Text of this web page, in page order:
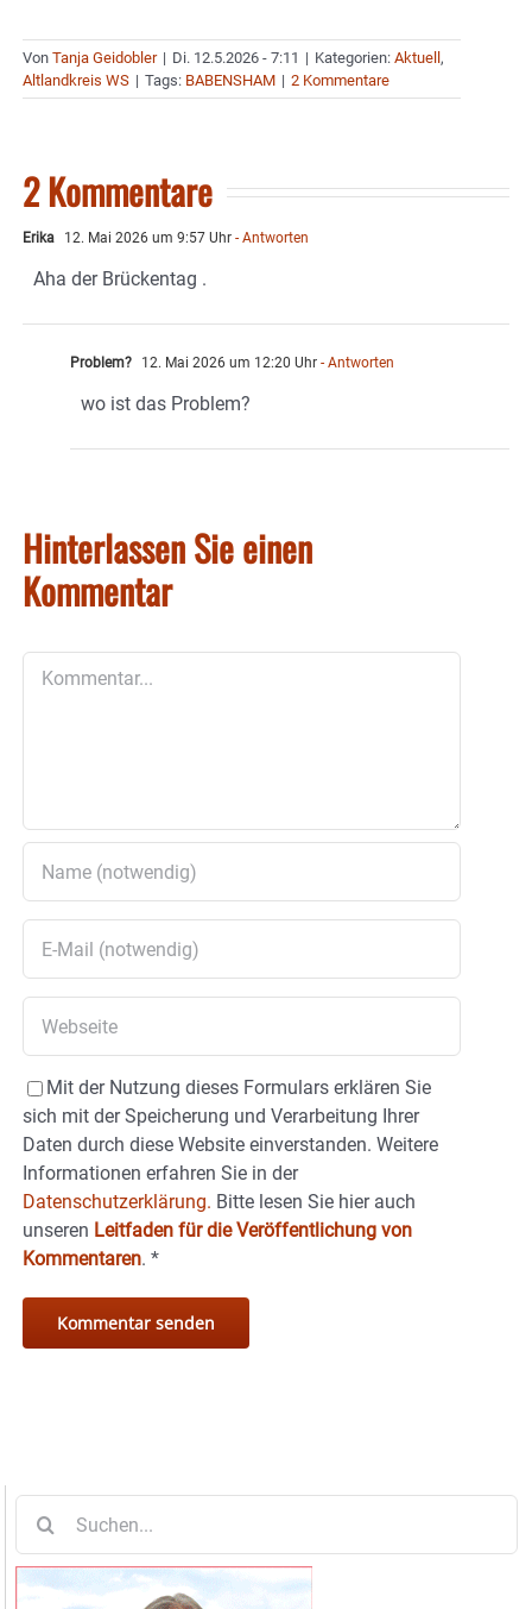
Von Tanja Geidobler | Di. 12.5.2026 - 7:11 | Kategorien: Aktuell ,
Altlandkreis WS | Tags: BABENSHAM | 2 Kommentare
2 Kommentare
Erika 12. Mai 2026 um 9:57 Uhr - Antworten
Aha der Brückentag .
Problem? 12. Mai 2026 um 12:20 Uhr - Antworten
wo ist das Problem?
Hinterlassen Sie einen
Kommentar
Mit der Nutzung dieses Formulars erklären Sie
sich mit der Speicherung und Verarbeitung Ihrer
Daten durch diese Website einverstanden. Weitere
Informationen erfahren Sie in der
Datenschutzerklärung. Bitte lesen Sie hier auch
unseren Leitfaden für die Veröffentlichung von
Kommentaren. *
nach: